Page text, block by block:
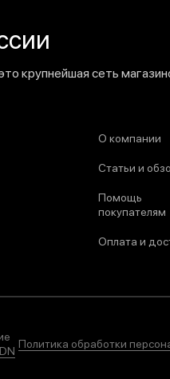
крупнейшая сеть
О компании
Статьи и
Помощь
покупателям
Оплата и
Политика обработки